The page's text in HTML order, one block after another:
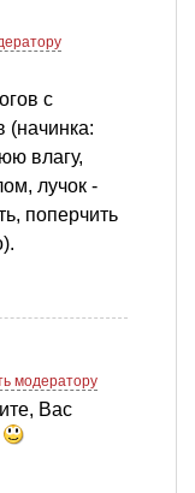
с
(начинка:
влагу,
лучок -
поперчить
модератору
Вас